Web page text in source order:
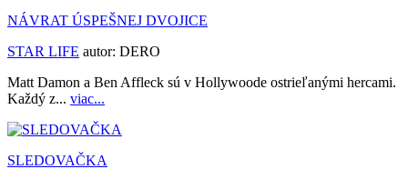
NÁVRAT ÚSPEŠNEJ DVOJICE
STAR LIFE autor: DERO
Matt Damon a Ben Affleck sú v Hollywoode ostrieľanými hercami.
Každý z... viac...
SLEDOVAČKA